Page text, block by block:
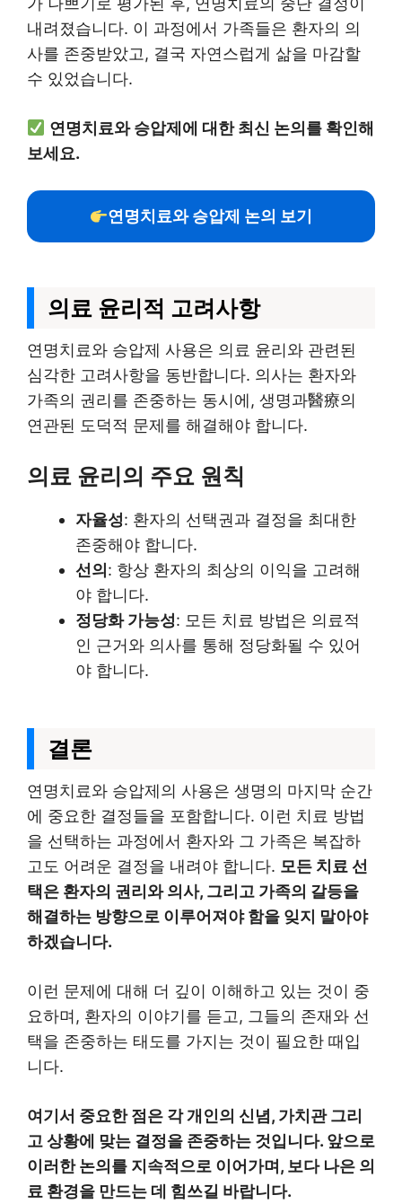
내려졌습니다. 이 과정에서 가족들은 환자의 의
사를 존중받았고, 결국 자연스럽게 삶을 마감할
수 있었습니다.
연명치료와 승압제에 대한 최신 논의를 확인해
보세요.
연명치료와 승압제 논의 보기
의료 윤리적 고려사항
연명치료와 승압제 사용은 의료 윤리와 관련된
심각한 고려사항을 동반합니다. 의사는 환자와
가족의 권리를 존중하는 동시에, 생명과醫療의
연관된 도덕적 문제를 해결해야 합니다.
의료 윤리의 주요 원칙
자율성: 환자의 선택권과 결정을 최대한
존중해야 합니다.
선의 : 항상 환자의 최상의 이익을 고려해
야 합니다.
정당화 가능성: 모든 치료 방법은 의료적
인 근거와 의사를 통해 정당화될 수 있어
야 합니다.
결론
연명치료와 승압제의 사용은 생명의 마지막 순간
에 중요한 결정들을 포함합니다. 이런 치료 방법
을 선택하는 과정에서 환자와 그 가족은 복잡하
고도 어려운 결정을 내려야 합니다. 모든 치료 선
택은 환자의 권리와 의사, 그리고 가족의 갈등을
해결하는 방향으로 이루어져야 함을 잊지 말아야
하겠습니다.
이런 문제에 대해 더 깊이 이해하고 있는 것이 중
요하며, 환자의 이야기를 듣고, 그들의 존재와 선
택을 존중하는 태도를 가지는 것이 필요한 때입
니다.
여기서 중요한 점은 각 개인의 신념, 가치관 그리
고 상황에 맞는 결정을 존중하는 것입니다. 앞으로
이러한 논의를 지속적으로 이어가며, 보다 나은 의
료 환경을 만드는 데 힘쓰길 바랍니다.